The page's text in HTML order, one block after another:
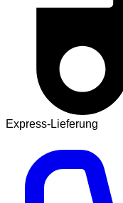
Express-Lieferung